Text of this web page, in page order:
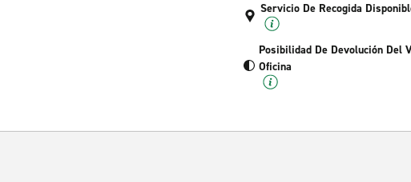
Servicio De Recogida
Posibilidad De Devolución Del
Oficina